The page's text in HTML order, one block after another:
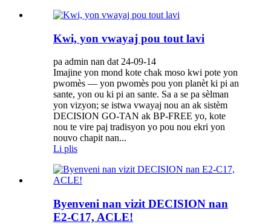
Kwi, yon vwayaj pou tout lavi
pa admin nan dat 24-09-14
Imajine yon mond kote chak moso kwi pote yon
pwomès — yon pwomès pou yon planèt ki pi an
sante, yon ou ki pi an sante. Sa a se pa sèlman
yon vizyon; se istwa vwayaj nou an ak sistèm
DECISION GO-TAN ak BP-FREE yo, kote
nou te vire paj tradisyon yo pou nou ekri yon
nouvo chapit nan...
Li plis
Byenveni nan vizit DECISION nan
E2-C17, ACLE!